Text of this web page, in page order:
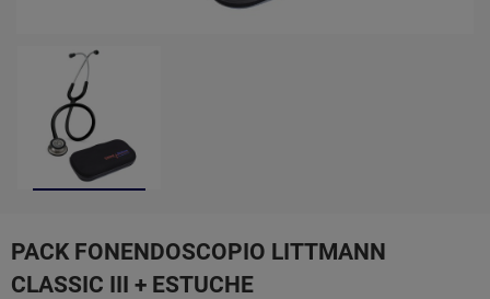
PACK FONENDOSCOPIO LITTMANN
CLASSIC III + ESTUCHE